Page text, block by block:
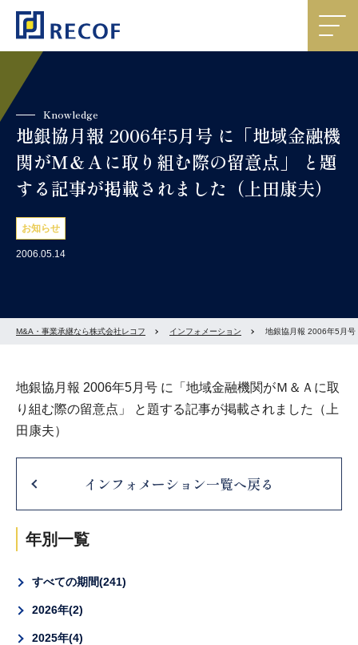
Knowledge
地銀協月報 2006年5月号 に「地域金融機
関がＭ＆Ａに取り組む際の留意点」 と題
する記事が掲載されました（上田康夫）
お知らせ
2006.05.14
M&A・事業承継なら株式会社レコフ インフォメーション 地銀協月報 2006年5月号
地銀協月報 2006年5月号 に「地域金融機関がＭ＆Ａに取
り組む際の留意点」 と題する記事が掲載されました（上
田康夫）
インフォメーション一覧へ戻る
年別一覧
すべての期間 241
2026年 2
2025年 4